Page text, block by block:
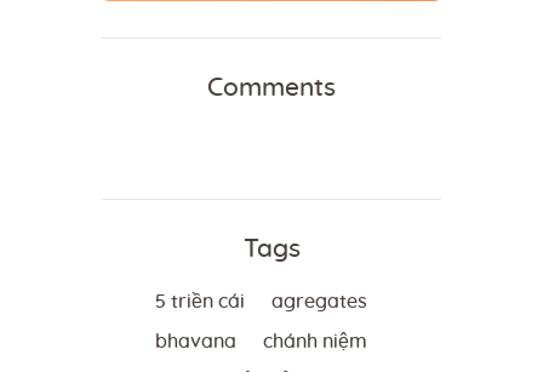
Comments
Tags
5 triền cái agregates
bhavana chánh niệm